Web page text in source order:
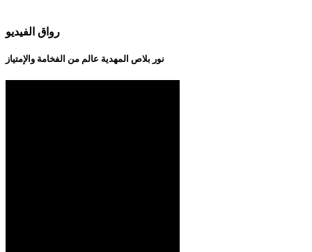
رواق الفيديو
نور بلاص المهدية عالم من الفخامة والإمتياز